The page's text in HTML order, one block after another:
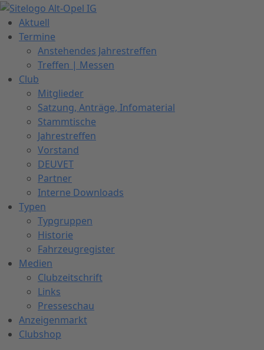
Zum
Inhalt
springen
Aktuell
Termine
Anstehendes Jahrestreffen
Treffen | Messen
Club
Mitglieder
Satzung, Anträge, Infomaterial
Stammtische
Jahrestreffen
Vorstand
DEUVET
Partner
Interne Downloads
Typen
Typgruppen
Historie
Fahrzeugregister
Medien
Clubzeitschrift
Links
Presseschau
Anzeigenmarkt
Clubshop